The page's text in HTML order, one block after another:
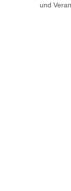
und